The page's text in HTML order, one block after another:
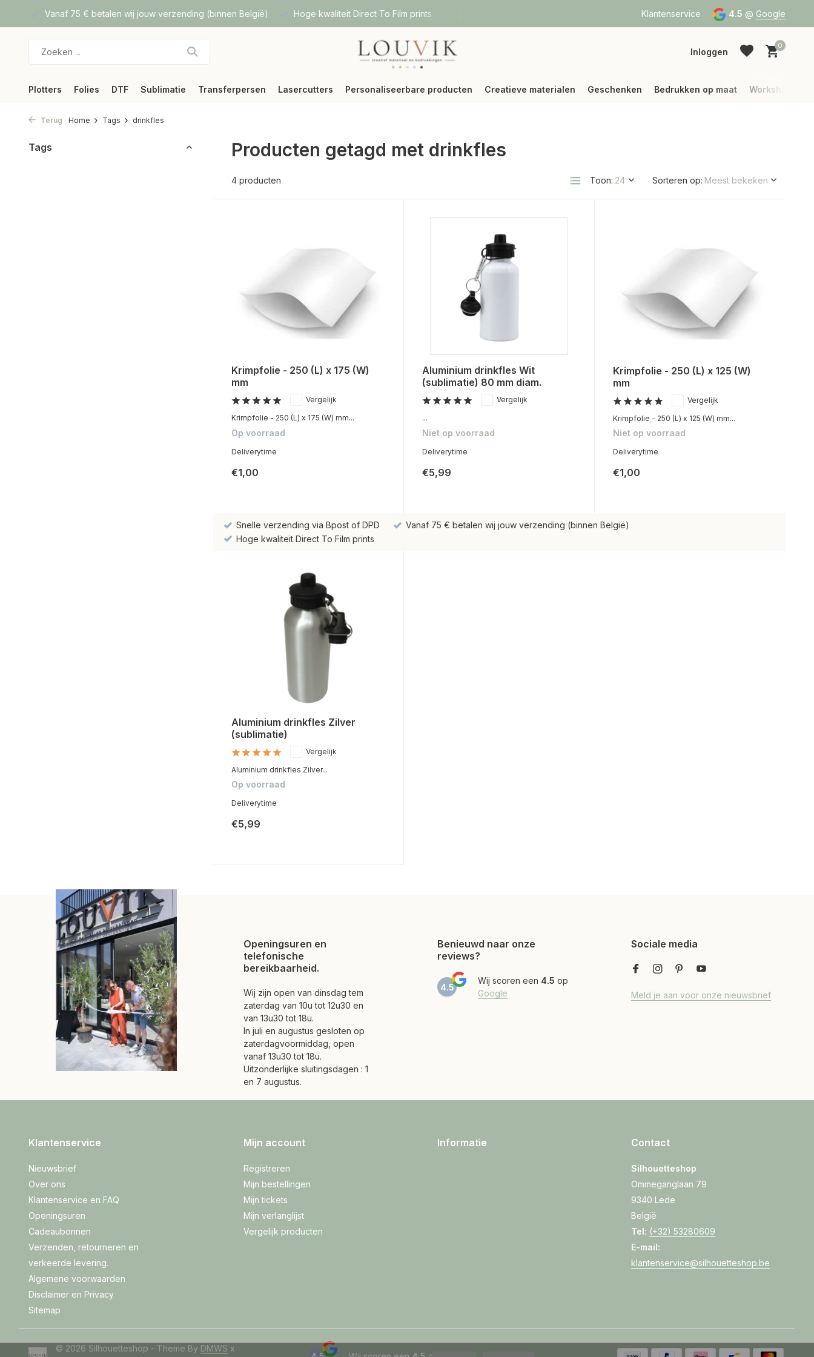
Vanaf 75 € betalen wij jouw verzending (binnen België) Hoge kwaliteit Direct To Film prints Vanaf 75 € betalen wij jouw verzending
Klantenservice 4.5 @ Google
Inloggen
0
Plotters Folies DTF Sublimatie Transferpersen Lasercutters Personaliseerbare producten Creatieve materialen Geschenken Bedrukken op maat Workshops
Terug Home Tags drinkfles
Tags Producten getagd met drinkfles
4 producten Toon: Sorteren op:
Krimpfolie - 250 (L) x 175 (W)
mm
Vergelijk
Krimpfolie - 250 (L) x 175 (W) mm...
Op voorraad
Deliverytime
€1,00
Aluminium drinkfles Wit
(sublimatie) 80 mm diam.
Vergelijk
...
Niet op voorraad
Deliverytime
€5,99
Krimpfolie - 250 (L) x 125 (W)
mm
Vergelijk
Krimpfolie - 250 (L) x 125 (W) mm...
Niet op voorraad
Deliverytime
€1,00
Snelle verzending via Bpost of DPD
Vanaf 75 € betalen wij jouw verzending (binnen België)
Hoge kwaliteit Direct To Film prints
Aluminium drinkfles Zilver
(sublimatie)
Vergelijk
Aluminium drinkfles Zilver...
Op voorraad
Deliverytime
€5,99
Openingsuren en
telefonische
bereikbaarheid.
Wij zijn open van dinsdag tem
zaterdag van 10u tot 12u30 en
van 13u30 tot 18u.
In juli en augustus gesloten op
zaterdagvoormiddag, open
vanaf 13u30 tot 18u.
Uitzonderlijke sluitingsdagen : 1
en 7 augustus.
Benieuwd naar onze
reviews?
4.5
Wij scoren een 4.5 op
Google
Sociale media
Meld je aan voor onze nieuwsbrief
Klantenservice
Nieuwsbrief
Over ons
Klantenservice en FAQ
Openingsuren
Cadeaubonnen
Verzenden, retourneren en
verkeerde levering.
Algemene voorwaarden
Disclaimer en Privacy
Sitemap
Mijn account
Registreren
Mijn bestellingen
Mijn tickets
Mijn verlanglijst
Vergelijk producten
Informatie Contact
Silhouetteshop
Ommeganglaan 79
9340 Lede
België
Tel: (+32) 53280609
E-mail:
klantenservice@silhouetteshop.be
© 2026 Silhouetteshop - Theme By DMWS x